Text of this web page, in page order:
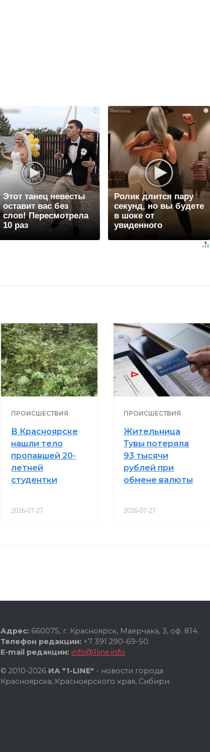
i
Этот танец невесты
оставит вас без
слов! Пересмотрела
10 раз
i
Ролик длится пару
секунд, но вы будете
в шоке от
увиденного
ПРОИСШЕСТВИЯ
В Красноярске
нашли тело
пропавшей 20-
летней
студентки
2026-07-27
ПРОИСШЕСТВИЯ
Жительница
Тувы потеряла
93 тысячи
рублей при
обмене валюты
2026-07-27
Адрес: 660075, г. Красноярск, Маерчака, 3, оф. 814.
Телефон редакции: +7 391 290-69-50.
E-mail редакции: info@1line.info
© 2010-2026 ИА "1-LINE" - новости города
Красноярска, Красноярского края, Сибири.